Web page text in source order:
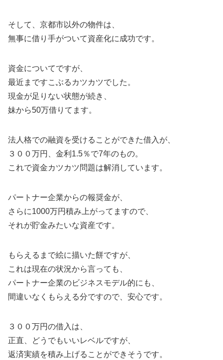
そして、京都市以外の物件は、
無事に借り手がついて資産化に成功です。
資金についてですが、
最近まですこぶるカツカツでした。
現金が足りない状態が続き、
妹から50万借りてます。
法人格での融資を受けることができた借入が、
３００万円、金利1.5％で7年のもの。
これで資金カツカツ問題は解消しています。
パートナー企業からの報奨金が、
さらに1000万円積み上がってますので、
それが貯金みたいな資産です。
もらえるまで絵に描いた餅ですが、
これは現在の状況から言っても、
パートナー企業のビジネスモデル的にも、
間違いなくもらえる分ですので、安心です。
３００万円の借入は、
正直、どうでもいいレベルですが、
返済実績を積み上げることができそうです。